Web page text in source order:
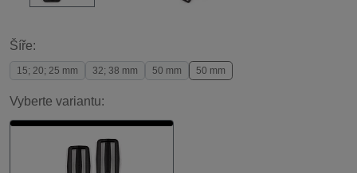
Šíře:
15; 20; 25 mm 32; 38 mm 50 mm 50 mm
Vyberte variantu: